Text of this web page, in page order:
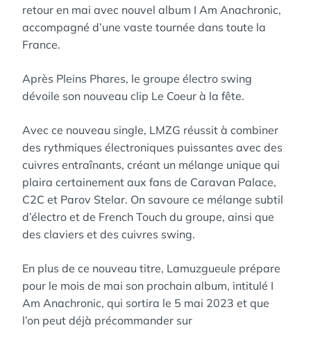
retour en mai avec nouvel album I Am Anachronic,
accompagné d’une vaste tournée dans toute la
France.
Après Pleins Phares, le groupe électro swing
dévoile son nouveau clip Le Coeur à la fête.
Avec ce nouveau single, LMZG réussit à combiner
des rythmiques électroniques puissantes avec des
cuivres entraînants, créant un mélange unique qui
plaira certainement aux fans de Caravan Palace,
C2C et Parov Stelar. On savoure ce mélange subtil
d’électro et de French Touch du groupe, ainsi que
des claviers et des cuivres swing.
En plus de ce nouveau titre, Lamuzgueule prépare
pour le mois de mai son prochain album, intitulé I
Am Anachronic, qui sortira le 5 mai 2023 et que
l’on peut déjà précommander sur